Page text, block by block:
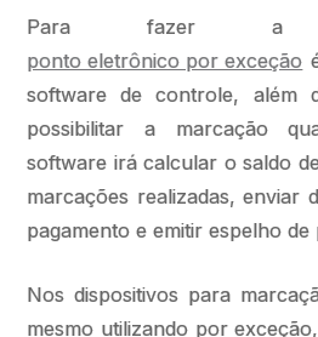
Para fazer a
ponto eletrônico por exceção
software de controle, além
possibilitar a marcação
software irá calcular o saldo
marcações realizadas, enviar
pagamento e emitir espelho de
Nos dispositivos para
mesmo utilizando por